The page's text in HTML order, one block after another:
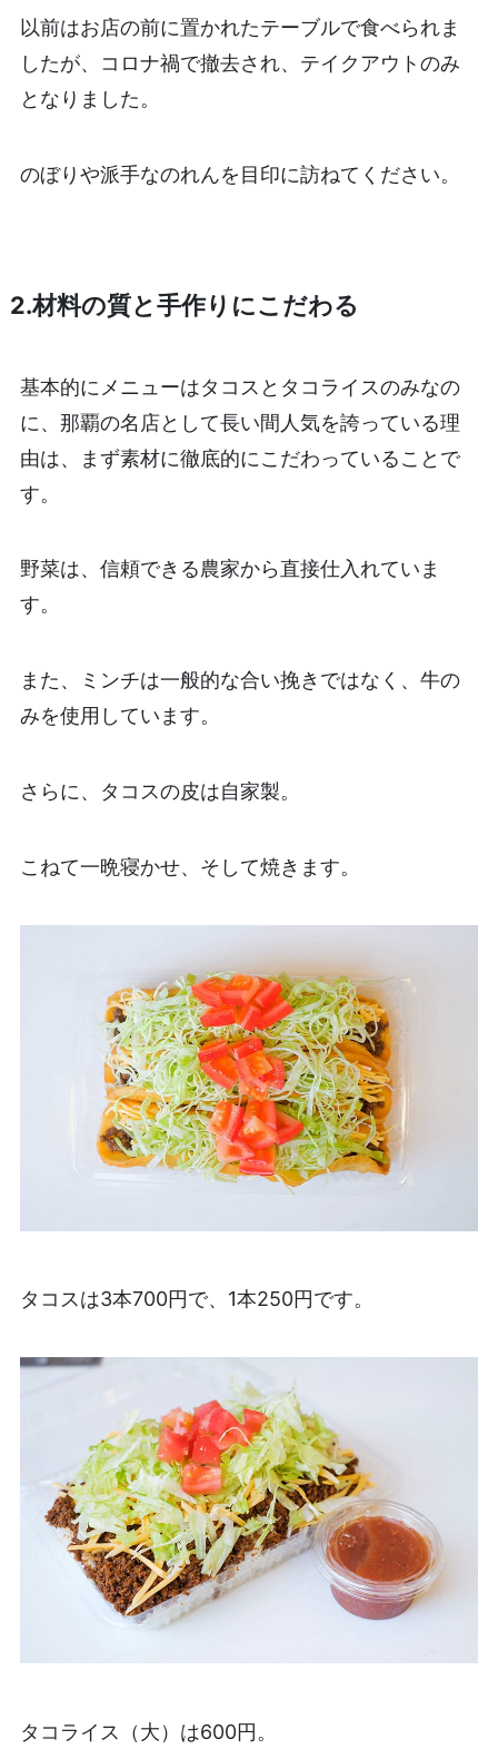
以前はお店の前に置かれたテーブルで食べられま
したが、コロナ禍で撤去され、テイクアウトのみ
となりました。
のぼりや派手なのれんを目印に訪ねてください。
2.材料の質と手作りにこだわる
基本的にメニューはタコスとタコライスのみなの
に、那覇の名店として長い間人気を誇っている理
由は、まず素材に徹底的にこだわっていることで
す。
野菜は、信頼できる農家から直接仕入れていま
す。
また、ミンチは一般的な合い挽きではなく、牛の
みを使用しています。
さらに、タコスの皮は自家製。
こねて一晩寝かせ、そして焼きます。
タコスは3本700円で、1本250円です。
タコライス（大）は600円。